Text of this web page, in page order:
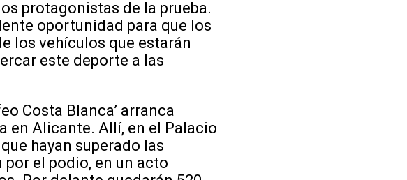
protagonistas de la prueba.
oportunidad para que los
los vehículos que estarán
este deporte a las
Costa Blanca’ arranca
en Alicante. Allí, en el Palacio
hayan superado las
el podio, en un acto